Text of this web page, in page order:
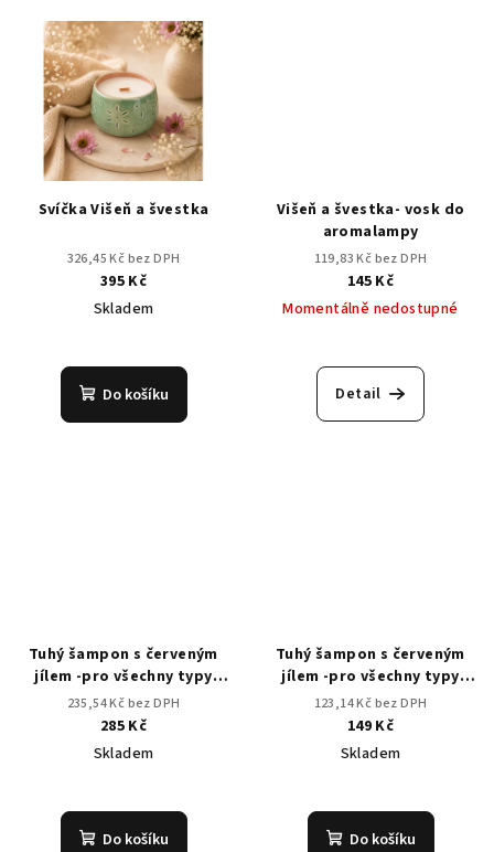
5
hvězdiček.
Svíčka Višeň a švestka
326,45 Kč bez DPH
395 Kč
Skladem
hodnocení
produktu
Do košíku
Višeň a švestka- vosk do
aromalampy
119,83 Kč bez DPH
145 Kč
Momentálně nedostupné
Detail
Tuhý šampon s červeným
jílem -pro všechny typy
vlasů, suchou pokožku
235,54 Kč bez DPH
285 Kč
Skladem
hodnocení
produktu
Do košíku
Tuhý šampon s červeným
jílem -pro všechny typy
vlasů, suchou pokožku -
CESTOVNÍ
123,14 Kč bez DPH
149 Kč
Skladem
Do košíku